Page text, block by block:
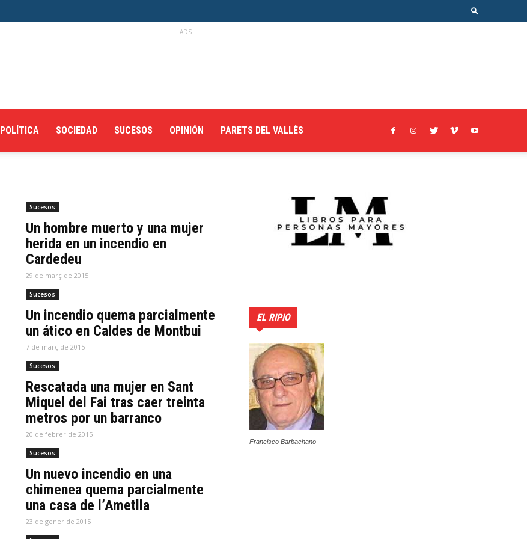
ADS
POLÍTICA SOCIEDAD SUCESOS OPINIÓN PARETS DEL VALLÈS
Sucesos
Un hombre muerto y una mujer
herida en un incendio en
Cardedeu
29 de març de 2015
Sucesos
Un incendio quema parcialmente
un ático en Caldes de Montbui
7 de març de 2015
Sucesos
Rescatada una mujer en Sant
Miquel del Fai tras caer treinta
metros por un barranco
20 de febrer de 2015
Sucesos
Un nuevo incendio en una
chimenea quema parcialmente
una casa de l’Ametlla
23 de gener de 2015
EL RIPIO
Francisco Barbachano